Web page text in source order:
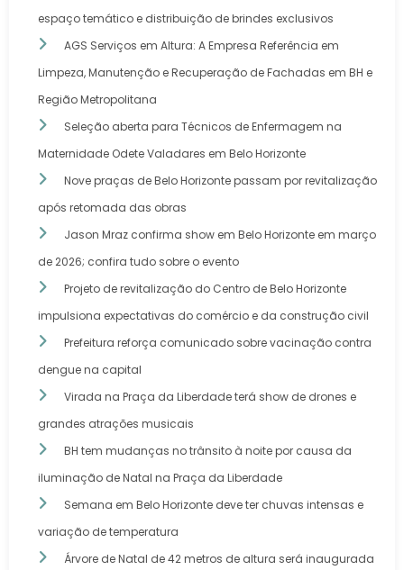
espaço temático e distribuição de brindes exclusivos
AGS Serviços em Altura: A Empresa Referência em
Limpeza, Manutenção e Recuperação de Fachadas em BH e
Região Metropolitana
Seleção aberta para Técnicos de Enfermagem na
Maternidade Odete Valadares em Belo Horizonte
Nove praças de Belo Horizonte passam por revitalização
após retomada das obras
Jason Mraz confirma show em Belo Horizonte em março
de 2026; confira tudo sobre o evento
Projeto de revitalização do Centro de Belo Horizonte
impulsiona expectativas do comércio e da construção civil
Prefeitura reforça comunicado sobre vacinação contra
dengue na capital
Virada na Praça da Liberdade terá show de drones e
grandes atrações musicais
BH tem mudanças no trânsito à noite por causa da
iluminação de Natal na Praça da Liberdade
Semana em Belo Horizonte deve ter chuvas intensas e
variação de temperatura
Árvore de Natal de 42 metros de altura será inaugurada